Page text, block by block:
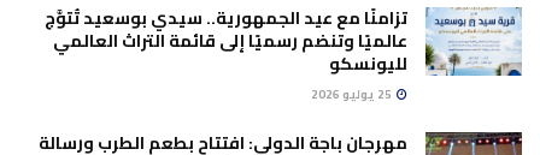
تزامنًا مع عيد الجمهورية.. سيدي بوسعيد تُتوَّج
عالميًا وتنضم رسميًا إلى قائمة التراث العالمي
لليونسكو
مهرجان باجة الدولي: افتتاح بطعم الطرب ورسالة